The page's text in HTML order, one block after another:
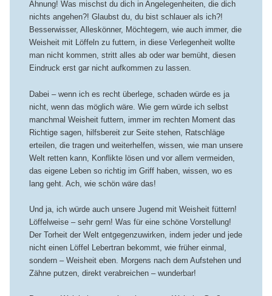
Ahnung! Was mischst du dich in Angelegenheiten, die dich
nichts angehen?! Glaubst du, du bist schlauer als ich?!
Besserwisser, Alleskönner, Möchtegern, wie auch immer, die
Weisheit mit Löffeln zu futtern, in diese Verlegenheit wollte
man nicht kommen, stritt alles ab oder war bemüht, diesen
Eindruck erst gar nicht aufkommen zu lassen.
Dabei – wenn ich es recht überlege, schaden würde es ja
nicht, wenn das möglich wäre. Wie gern würde ich selbst
manchmal Weisheit futtern, immer im rechten Moment das
Richtige sagen, hilfsbereit zur Seite stehen, Ratschläge
erteilen, die tragen und weiterhelfen, wissen, wie man unsere
Welt retten kann, Konflikte lösen und vor allem vermeiden,
das eigene Leben so richtig im Griff haben, wissen, wo es
lang geht. Ach, wie schön wäre das!
Und ja, ich würde auch unsere Jugend mit Weisheit füttern!
Löffelweise – sehr gern! Was für eine schöne Vorstellung!
Der Torheit der Welt entgegenzuwirken, indem jeder und jede
nicht einen Löffel Lebertran bekommt, wie früher einmal,
sondern – Weisheit eben. Morgens nach dem Aufstehen und
Zähne putzen, direkt verabreichen – wunderbar!